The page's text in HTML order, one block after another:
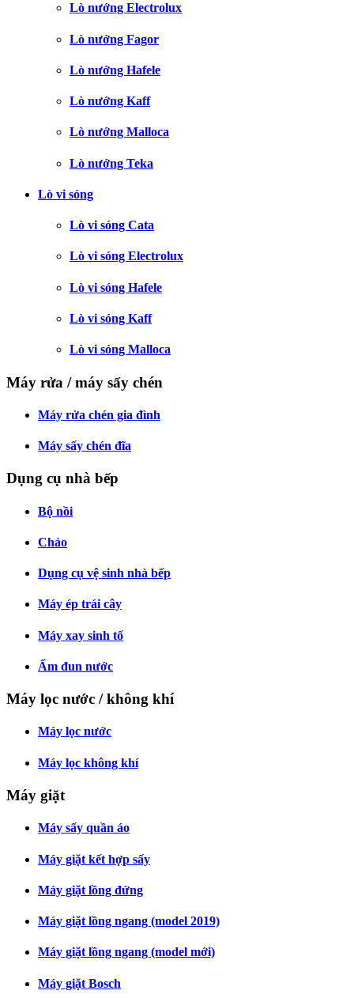
Lò nướng Electrolux
Lò nướng Fagor
Lò nướng Hafele
Lò nướng Kaff
Lò nướng Malloca
Lò nướng Teka
Lò vi sóng
Lò vi sóng Cata
Lò vi sóng Electrolux
Lò vi sóng Hafele
Lò vi sóng Kaff
Lò vi sóng Malloca
Máy rửa / máy sấy chén
Máy rửa chén gia đình
Máy sấy chén đĩa
Dụng cụ nhà bếp
Bộ nồi
Chảo
Dụng cụ vệ sinh nhà bếp
Máy ép trái cây
Máy xay sinh tố
Ấm đun nước
Máy lọc nước / không khí
Máy lọc nước
Máy lọc không khí
Máy giặt
Máy sấy quần áo
Máy giặt kết hợp sấy
Máy giặt lồng đứng
Máy giặt lồng ngang (model 2019)
Máy giặt lồng ngang (model mới)
Máy giặt Bosch